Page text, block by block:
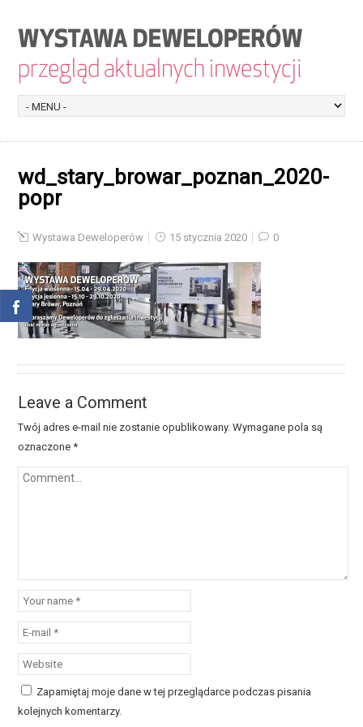
wd_stary_browar_poznan_2020-
popr
Wystawa Deweloperów 15 stycznia 2020 0
Leave a Comment
Twój adres e-mail nie zostanie opublikowany. Wymagane pola są
oznaczone*
Zapamiętaj moje dane w tej przeglądarce podczas pisania
kolejnych komentarzy.